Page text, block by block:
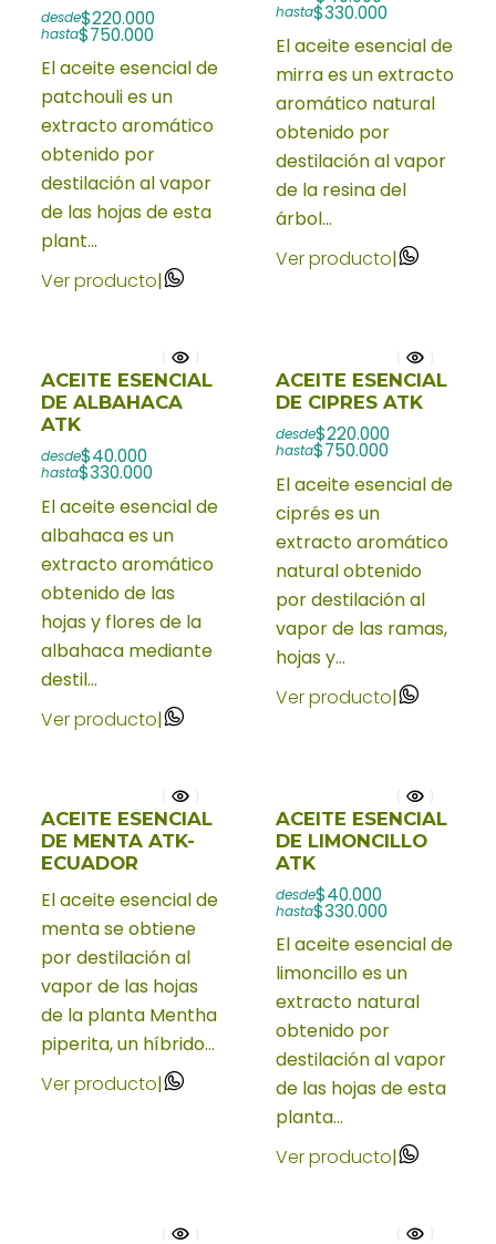
desde$220.000
hasta$750.000
El aceite esencial de
patchouli es un
extracto aromático
obtenido por
destilación al vapor
de las hojas de esta
plant...
Ver producto|
hasta$330.000
El aceite esencial de
mirra es un extracto
aromático natural
obtenido por
destilación al vapor
de la resina del
árbol...
Ver producto|
ACEITE ESENCIAL
DE ALBAHACA
ATK
desde$40.000
hasta$330.000
El aceite esencial de
albahaca es un
extracto aromático
obtenido de las
hojas y flores de la
albahaca mediante
destil...
Ver producto|
ACEITE ESENCIAL
DE CIPRES ATK
desde$220.000
hasta$750.000
El aceite esencial de
ciprés es un
extracto aromático
natural obtenido
por destilación al
vapor de las ramas,
hojas y...
Ver producto|
ACEITE ESENCIAL
DE MENTA ATK-
ECUADOR
El aceite esencial de
menta se obtiene
por destilación al
vapor de las hojas
de la planta Mentha
piperita, un híbrido...
Ver producto|
ACEITE ESENCIAL
DE LIMONCILLO
ATK
desde$40.000
hasta$330.000
El aceite esencial de
limoncillo es un
extracto natural
obtenido por
destilación al vapor
de las hojas de esta
planta...
Ver producto|